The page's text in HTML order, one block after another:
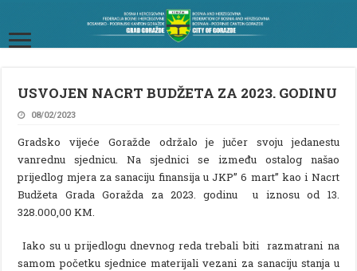
USVOJEN NACRT BUDŽETA ZA 2023. GODINU
08/02/2023
Gradsko vijeće Goražde održalo je jučer svoju jedanestu
vanrednu sjednicu. Na sjednici se između ostalog našao
prijedlog mjera za sanaciju finansija u JKP’’ 6 mart’’ kao i Nacrt
Budžeta Grada Goražda za 2023. godinu u iznosu od 13.
328.000,00 KM.
Iako su u prijedlogu dnevnog reda trebali biti razmatrani na
samom početku sjednice materijali vezani za sanaciju stanja u